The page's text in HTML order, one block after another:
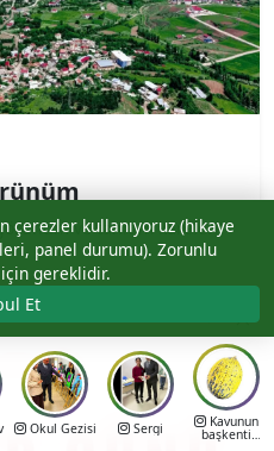
ve tanıtım kareleri.
kullanıyoruz (hikaye
panel durumu). Zorunlu
gereklidir.
Et
Okul Gezisi Sergi Kavunun
başkenti